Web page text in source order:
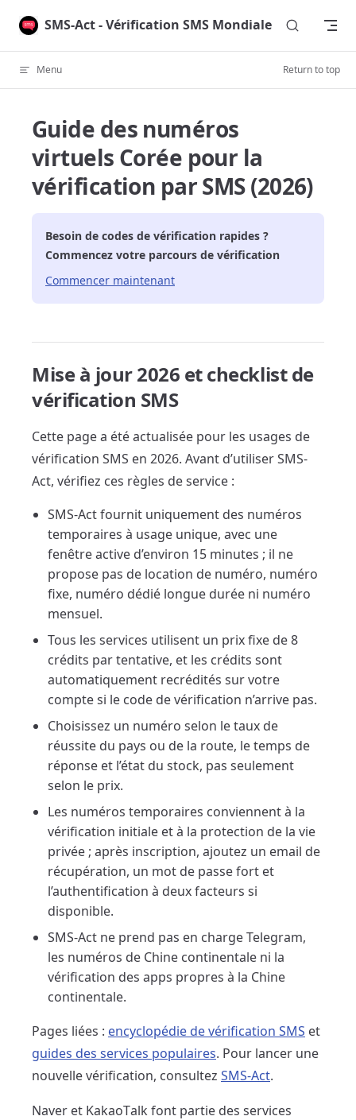
Skip to content
SMS-Act - Vérification SMS Mondiale
Menu Return to top
Guide des numéros
virtuels Corée pour la
vérification par SMS (2026)
Besoin de codes de vérification rapides ?
Commencez votre parcours de vérification
Commencer maintenant
Mise à jour 2026 et checklist de
vérification SMS
Cette page a été actualisée pour les usages de
vérification SMS en 2026. Avant d’utiliser SMS-
Act, vérifiez ces règles de service :
SMS-Act fournit uniquement des numéros
temporaires à usage unique, avec une
fenêtre active d’environ 15 minutes ; il ne
propose pas de location de numéro, numéro
fixe, numéro dédié longue durée ni numéro
mensuel.
Tous les services utilisent un prix fixe de 8
crédits par tentative, et les crédits sont
automatiquement recrédités sur votre
compte si le code de vérification n’arrive pas.
Choisissez un numéro selon le taux de
réussite du pays ou de la route, le temps de
réponse et l’état du stock, pas seulement
selon le prix.
Les numéros temporaires conviennent à la
vérification initiale et à la protection de la vie
privée ; après inscription, ajoutez un email de
récupération, un mot de passe fort et
l’authentification à deux facteurs si
disponible.
SMS-Act ne prend pas en charge Telegram,
les numéros de Chine continentale ni la
vérification des apps propres à la Chine
continentale.
Pages liées : encyclopédie de vérification SMS et
guides des services populaires. Pour lancer une
nouvelle vérification, consultez SMS-Act.
Naver et KakaoTalk font partie des services